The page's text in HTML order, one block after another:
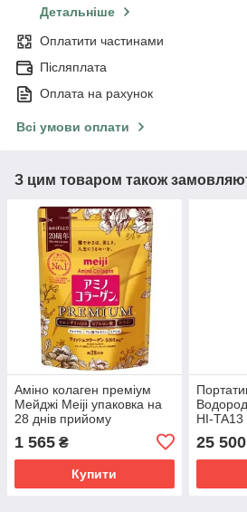
Детальніше
Оплатити частинами
Післяплата
Оплата на рахунок
Всі умови оплати
З цим товаром також
Аміно колаген преміум
Мейджі Meiji упаковка на
28 днів прийому
1 565 ₴
Купити
HI-
25 500